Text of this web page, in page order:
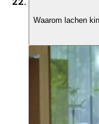
Waarom lachen